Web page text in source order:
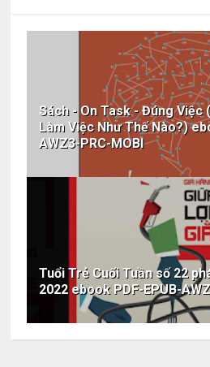
Sách - On Task - Đúng Việc
Làm Việc Như Thế Nào?)
AWZ3-PRC-MOBI
Tuổi Trẻ Cuối Tuần số 22
2022 ebook PDF-EPUB-